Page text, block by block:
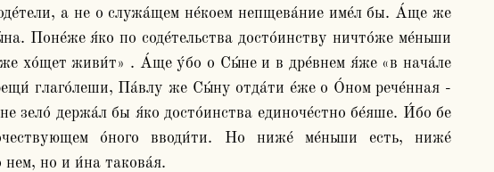
а не о служа́щем не́коем непщева́ние име́л бы. А́ще же
Поне́же я́ко по соде́тельства досто́инству ничто́же ме́ньши
хо́щет живи́т» . А́ще у́бо о Сы́не и в дре́внем я́же «в нача́ле
глаго́леши, Па́влу же Сы́ну отда́ти е́же о О́ном рече́нная -
держа́л бы я́ко досто́инства единоче́стно бе́яше. И́бо бе
о́ного вводи́ти. Но ниже́ ме́ньши есть, ниже́
нем, но и и́на такова́я.